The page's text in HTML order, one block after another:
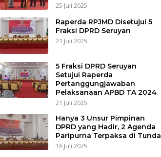
25 Juli 2025
Raperda RPJMD Disetujui 5
Fraksi DPRD Seruyan
21 Juli 2025
5 Fraksi DPRD Seruyan
Setujui Raperda
Pertanggungjawaban
Pelaksanaan APBD TA 2024
21 Juli 2025
Hanya 3 Unsur Pimpinan
DPRD yang Hadir, 2 Agenda
Paripurna Terpaksa di Tunda
16 Juli 2025